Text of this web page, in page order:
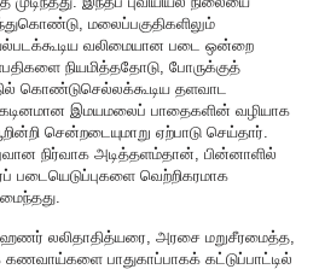
மலைப்பகுதிகளிலும்
வலிமையான படை ஒன்றை
நியமித்ததோடு, போருக்குத்
கொண்டுசெல்லக்கூடிய தளவாட
கடினமான இமயமலைப் பாதைகளின் வழியாக
சென்றடையுமாறு ஏற்பாடு செய்தார்.
நிர்வாக அடித்தளம்தான், பின்னாளில்
வெற்றிகரமாக
லலிதாதித்யரை, அரசை மறுசீரமைத்த,
பாதுகாப்பாகக் கட்டுப்பாட்டில்